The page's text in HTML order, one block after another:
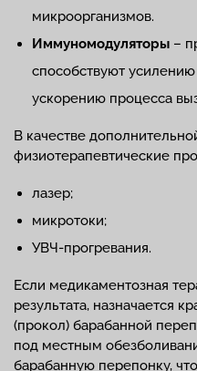
микроорганизмов.
Иммуномодуляторы –
способствуют
ускорению процесса
В качестве
физиотерапевтические
лазер;
микротоки;
УВЧ-прогревания.
Если медикаментозная
результата, назначается
(прокол) барабанной
под местным
барабанную перепонку,